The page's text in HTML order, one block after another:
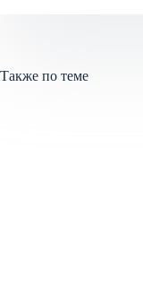
Также по теме